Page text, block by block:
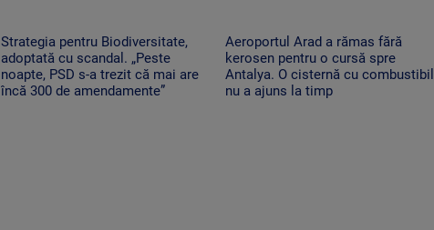
Strategia pentru Biodiversitate,
adoptată cu scandal. „Peste
noapte, PSD s-a trezit că mai are
încă 300 de amendamente”
Aeroportul Arad a rămas fără
kerosen pentru o cursă spre
Antalya. O cisternă cu combustibil
nu a ajuns la timp